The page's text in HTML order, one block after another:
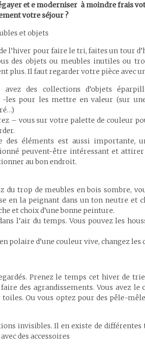
et e moderniser à moindre frais
votre séjour ?
et objets
l’hiver pour faire le tri, faites un tour
des objets ou meubles inutiles ou
plus. Il faut regarder votre pièce avec
des collections d’objets
-les pour les mettre en valeur (sur
– vous sur votre palette de couleur
des éléments est aussi importante,
peuvent-être intéressant et
au bon endroit.
du trop de meubles en bois sombre,
en la peignant dans un ton neutre et
et choix d’une bonne peinture.
l’air du temps. Vous pouvez les
polaire d’une couleur vive, changez les
Prenez le temps cet hiver de
des agrandissements. Vous avez le
Ou vous optez pour des pêle-
invisibles. Il en existe de
des accessoires